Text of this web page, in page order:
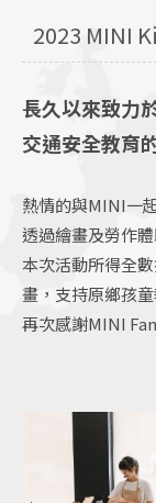
2023 MINI
長久以來致力
交通安全教育
熱情的與MINI一
透過繪畫及勞作
本次活動所得全
畫，支持原鄉孩
再次感謝MINI